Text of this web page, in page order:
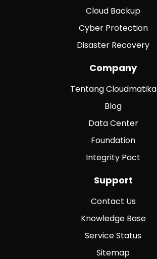
Cloud Backup
Cyber Protection
Disaster Recovery
Company
Tentang Cloudmatika
Blog
Data Center
Foundation
Integrity Pact
Support
Contact Us
Knowledge Base
Service Status
Sitemap